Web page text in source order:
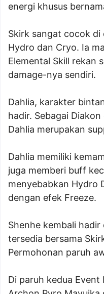
energi khusus
Skirk sangat cocok di
Hydro dan Cryo. Ia
Elemental Skill rekan
damage-nya sendiri.
Dahlia, karakter
hadir. Sebagai
Dahlia merupakan
Dahlia memiliki
juga memberi buff
menyebabkan Hydro
dengan efek Freeze.
Shenhe kembali
tersedia bersama
Permohonan paruh
Di paruh kedua Event